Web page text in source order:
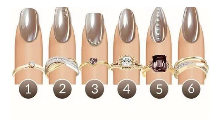
DSMF açıqlama yaydı
64 0 0